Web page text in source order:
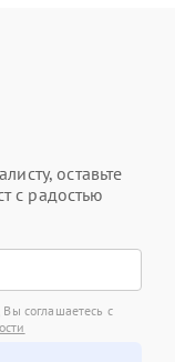
оставьте
с радостью
соглашаетесь с